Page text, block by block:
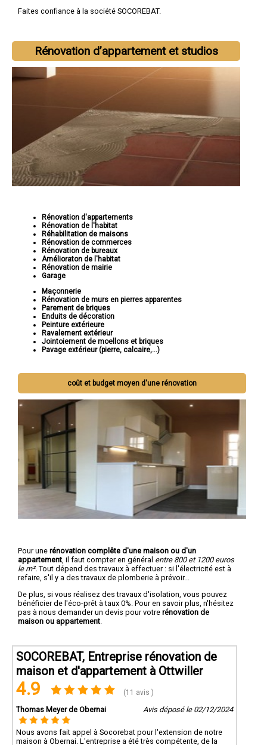
Faites confiance à la société SOCOREBAT.
Rénovation d’appartement et studios
Rénovation d'appartements
Rénovation de l'habitat
Réhabilitation de maisons
Rénovation de commerces
Rénovation de bureaux
Amélioraton de l'habitat
Rénovation de mairie
Garage
Maçonnerie
Rénovation de murs en pierres apparentes
Parement de briques
Enduits de décoration
Peinture extérieure
Ravalement extérieur
Jointoiement de moellons et briques
Pavage extérieur (pierre, calcaire,...)
coût et budget moyen d'une rénovation
Pour une rénovation complête d'une maison ou d'un
appartement , il faut compter en général entre 800 et 1200 euros
le m². Tout dépend des travaux à effectuer : si l'électricité est à
refaire, s'il y a des travaux de plomberie à prévoir...
De plus, si vous réalisez des travaux d'isolation, vous pouvez
bénéficier de l'éco-prêt à taux 0%. Pour en savoir plus, n'hésitez
pas à nous demander un devis pour votre rénovation de
maison ou appartement
SOCOREBAT, Entreprise rénovation de
maison et d'appartement à Ottwiller
4.9 (11 avis )
Thomas Meyer de Obernai Avis déposé le 02/12/2024
Nous avons fait appel à Socorebat pour l'extension de notre
maison à Obernai. L'entreprise a été très compétente, de la